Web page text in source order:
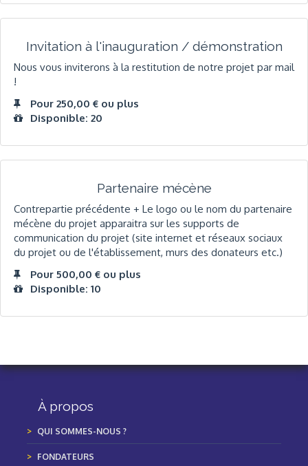
Invitation à l'inauguration / démonstration
Nous vous inviterons à la restitution de notre projet par mail
!
Pour 250,00 € ou plus
Disponible: 20
Partenaire mécène
Contrepartie précédente + Le logo ou le nom du partenaire
mécène du projet apparaitra sur les supports de
communication du projet (site internet et réseaux sociaux
du projet ou de l'établissement, murs des donateurs etc.)
Pour 500,00 € ou plus
Disponible: 10
À propos
QUI SOMMES-NOUS ?
FONDATEURS